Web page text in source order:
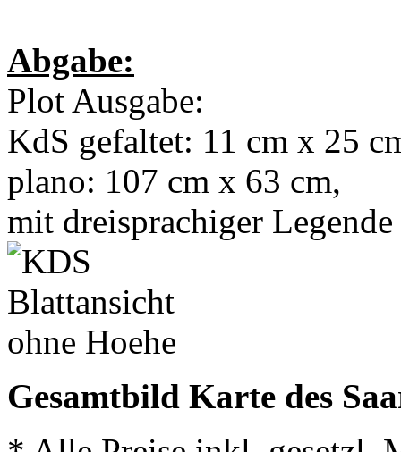
Abgabe:
Plot Ausgabe:
KdS gefaltet: 11 cm x 25
plano: 107 cm x 63 cm,
mit dreisprachiger
Gesamtbild Karte des